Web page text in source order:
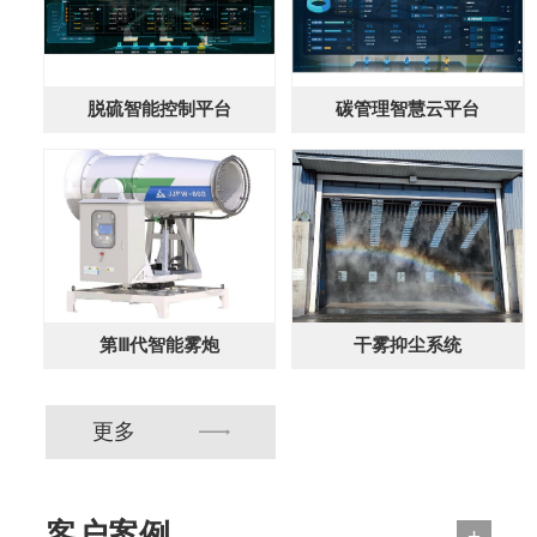
脱硫智能控制平台 碳管理智慧云平台
第Ⅲ代智能雾炮 干雾抑尘系统
更多